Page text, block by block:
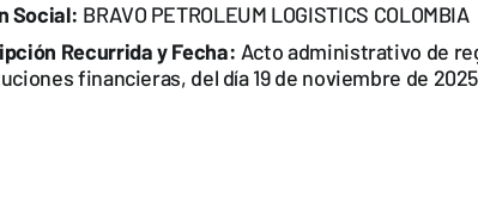
Social: BRAVO PETROLEUM LOGISTICS COLOMBIA
Recurrida y Fecha: Acto administrativo de
financieras, del día 19 de noviembre de